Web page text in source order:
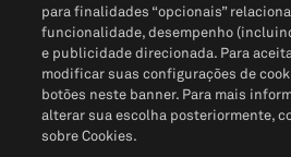
para finalidades “opcionais”
funcionalidade, desempenho
e publicidade direcionada. Para
modificar suas configurações de
botões neste banner. Para mais
alterar sua escolha posteriormente,
sobre Cookies.